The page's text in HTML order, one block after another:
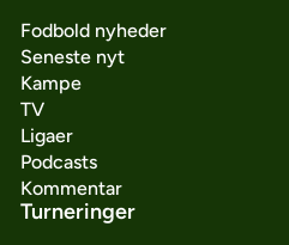
Fodbold nyheder
Seneste nyt
Kampe
TV
Ligaer
Podcasts
Kommentar
Turneringer